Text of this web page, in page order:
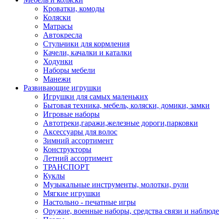
Кроватки, комоды
Коляски
Матрасы
Автокресла
Стульчики для кормления
Качели, качалки и каталки
Ходунки
Наборы мебели
Манежи
Развивающие игрушки
Игрушки для самых маленьких
Бытовая техника, мебель, коляски, домики, замки
Игровые наборы
Автотреки,гаражи,железные дороги,парковки
Аксессуары для волос
Зимний ассортимент
Конструкторы
Летний ассортимент
ТРАНСПОРТ
Куклы
Музыкальные инструменты, молотки, рули
Мягкие игрушки
Настольно - печатные игры
Оружие, военные наборы, средства связи и